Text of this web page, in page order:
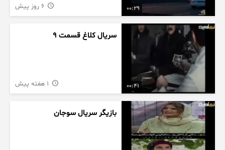
00:29
00:41
سریال کلاغ قسمت 9
بازیگر سریال سوجان